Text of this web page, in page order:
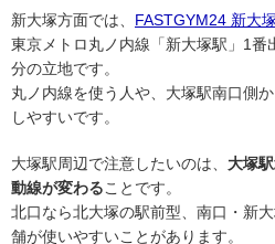
新大塚方面では、 FASTGYM24 新大
東京メトロ丸ノ内線「新大塚駅」1番
分の立地です。
丸ノ内線を使う人や、大塚駅南口側
しやすいです。
大塚駅周辺で注意したいのは、 大塚
動線が変わることです。
北口なら北大塚の駅前型、南口・新
舗が使いやすいことがあります。